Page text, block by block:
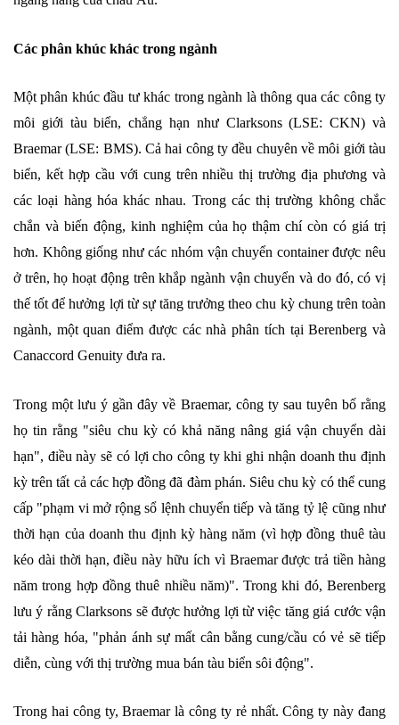
Các phân khúc khác trong ngành
Một phân khúc đầu tư khác trong ngành là thông qua các công ty
môi giới tàu biển, chẳng hạn như Clarksons (LSE: CKN) và
Braemar (LSE: BMS). Cả hai công ty đều chuyên về môi giới tàu
biển, kết hợp cầu với cung trên nhiều thị trường địa phương và
các loại hàng hóa khác nhau. Trong các thị trường không chắc
chắn và biến động, kinh nghiệm của họ thậm chí còn có giá trị
hơn. Không giống như các nhóm vận chuyển container được nêu
ở trên, họ hoạt động trên khắp ngành vận chuyển và do đó, có vị
thế tốt để hưởng lợi từ sự tăng trưởng theo chu kỳ chung trên toàn
ngành, một quan điểm được các nhà phân tích tại Berenberg và
Canaccord Genuity đưa ra.
Trong một lưu ý gần đây về Braemar, công ty sau tuyên bố rằng
họ tin rằng "siêu chu kỳ có khả năng nâng giá vận chuyển dài
hạn", điều này sẽ có lợi cho công ty khi ghi nhận doanh thu định
kỳ trên tất cả các hợp đồng đã đàm phán. Siêu chu kỳ có thể cung
cấp "phạm vi mở rộng sổ lệnh chuyển tiếp và tăng tỷ lệ cũng như
thời hạn của doanh thu định kỳ hàng năm (vì hợp đồng thuê tàu
kéo dài thời hạn, điều này hữu ích vì Braemar được trả tiền hàng
năm trong hợp đồng thuê nhiều năm)". Trong khi đó, Berenberg
lưu ý rằng Clarksons sẽ được hưởng lợi từ việc tăng giá cước vận
tải hàng hóa, "phản ánh sự mất cân bằng cung/cầu có vẻ sẽ tiếp
diễn, cùng với thị trường mua bán tàu biển sôi động".
Trong hai công ty, Braemar là công ty rẻ nhất. Công ty này đang